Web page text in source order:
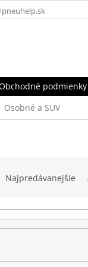
podmienky
Osobné a SUV
Najpredávanejšie